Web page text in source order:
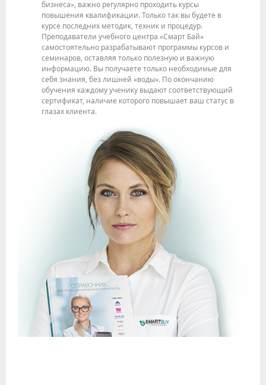
бизнеса», важно регулярно проходить курсы
повышения квалификации. Только так вы будете в
курсе последних методик, техник и процедур.
Преподаватели учебного центра «Смарт Бай»
самостоятельно разрабатывают программы курсов и
семинаров, оставляя только полезную и важную
информацию. Вы получаете только необходимые для
себя знания, без лишней «воды». По окончанию
обучения каждому ученику выдают соответствующий
сертификат, наличие которого повышает ваш статус в
глазах клиента.